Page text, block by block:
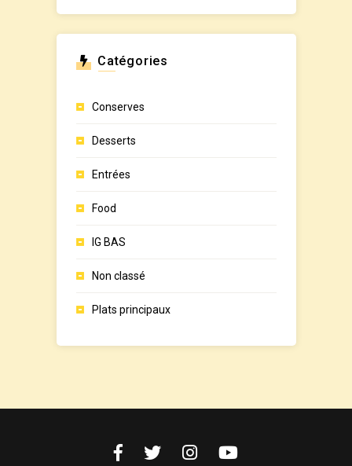
Catégories
Conserves
Desserts
Entrées
Food
IG BAS
Non classé
Plats principaux